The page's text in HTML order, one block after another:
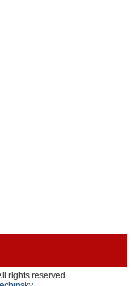
rights reserved